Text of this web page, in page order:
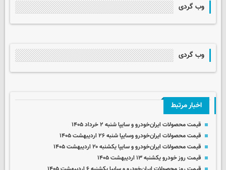
وب گردی
وب گردی
اخبار مرتبط
قیمت محصولات ایران‌خودرو و سایپا شنبه ۲ خرداد ۱۴۰۵
قیمت محصولات ایران‌خودرو وسایپا شنبه ۲۶ اردیبهشت ۱۴۰۵
قیمت محصولات ایران‌خودرو و سایپا یکشنبه ۲۰ اردیبهشت ۱۴۰۵
قیمت روز خودرو یکشنبه ۱۳ اردیبهشت ۱۴۰۵